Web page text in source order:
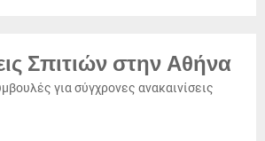
Σπιτιών στην Αθήνα
για σύγχρονες ανακαινίσεις